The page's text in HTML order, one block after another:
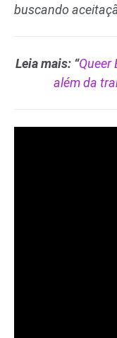
buscando
Leia mais: “Queer
além da